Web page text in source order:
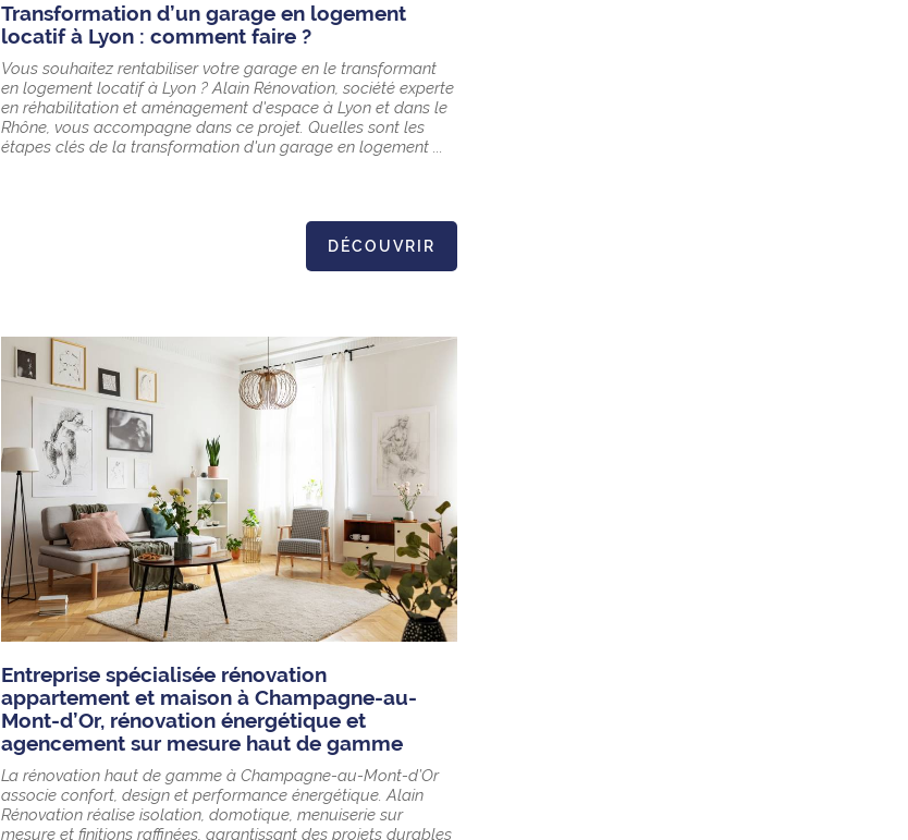
Transformation d’un garage en logement
locatif à Lyon : comment faire ?
Vous souhaitez rentabiliser votre garage en le transformant
en logement locatif à Lyon ? Alain Rénovation, société experte
en réhabilitation et aménagement d'espace à Lyon et dans le
Rhône, vous accompagne dans ce projet. Quelles sont les
étapes clés de la transformation d'un garage en logement ...
DÉCOUVRIR
Entreprise spécialisée rénovation
appartement et maison à Champagne-au-
Mont-d’Or, rénovation énergétique et
agencement sur mesure haut de gamme
La rénovation haut de gamme à Champagne-au-Mont-d’Or
associe confort, design et performance énergétique. Alain
Rénovation réalise isolation, domotique, menuiserie sur
mesure et finitions raffinées, garantissant des projets durables